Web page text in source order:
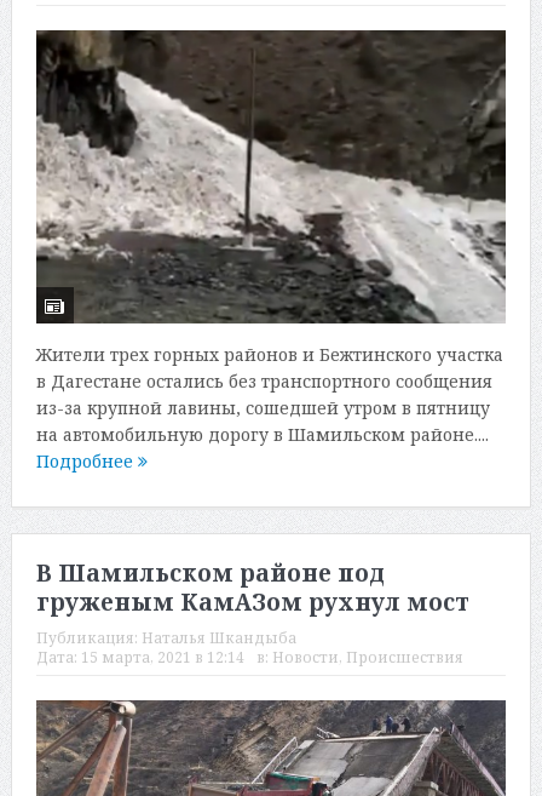
Жители трех горных районов и Бежтинского участка
в Дагестане остались без транспортного сообщения
из-за крупной лавины, сошедшей утром в пятницу
на автомобильную дорогу в Шамильском районе....
Подробнее
В Шамильском районе под
груженым КамАЗом рухнул мост
Публикация: Наталья Шкандыба
Дата: 15 марта, 2021 в 12:14 в: Новости, Происшествия